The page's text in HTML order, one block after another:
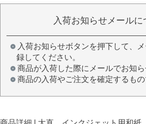
入荷お知らせメールに
入荷お知らせボタンを押下して、
録してください。
商品が入荷した際にメールでお知ら
商品の入荷やご注文を確定するもの